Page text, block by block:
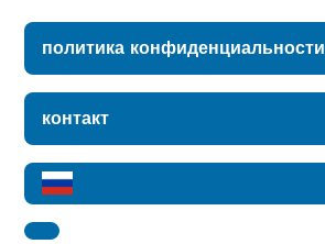
политика конфиденциальности
контакт